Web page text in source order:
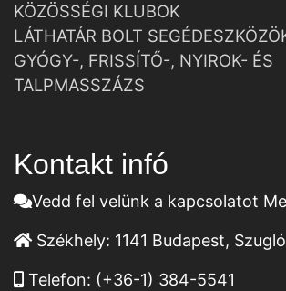
KÖZÖSSÉGI KLUBOK
LÁTHATÁR BOLT
GYÓGY-, FRISSÍTŐ-, NYIROK- ÉS
TALPMASSZÁZS
Kontakt infó
Vedd fel velünk a kapcsolatot
Székhely: 1141 Budapest,
Telefon: (+36-1) 384-5541